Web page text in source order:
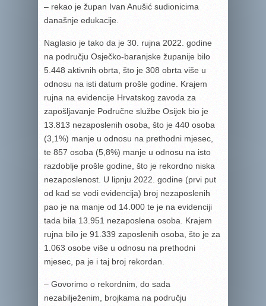
– rekao je župan Ivan Anušić sudionicima
današnje edukacije.
Naglasio je tako da je 30. rujna 2022. godine
na području Osječko-baranjske županije bilo
5.448 aktivnih obrta, što je 308 obrta više u
odnosu na isti datum prošle godine. Krajem
rujna na evidencije Hrvatskog zavoda za
zapošljavanje Područne službe Osijek bio je
13.813 nezaposlenih osoba, što je 440 osoba
(3,1%) manje u odnosu na prethodni mjesec,
te 857 osoba (5,8%) manje u odnosu na isto
razdoblje prošle godine, što je rekordno niska
nezaposlenost. U lipnju 2022. godine (prvi put
od kad se vodi evidencija) broj nezaposlenih
pao je na manje od 14.000 te je na evidenciji
tada bila 13.951 nezaposlena osoba. Krajem
rujna bilo je 91.339 zaposlenih osoba, što je za
1.063 osobe više u odnosu na prethodni
mjesec, pa je i taj broj rekordan.
– Govorimo o rekordnim, do sada
nezabilježenim, brojkama na području